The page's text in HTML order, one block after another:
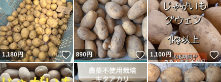
1,180円 いいね！
890円 いいね！
1,100円